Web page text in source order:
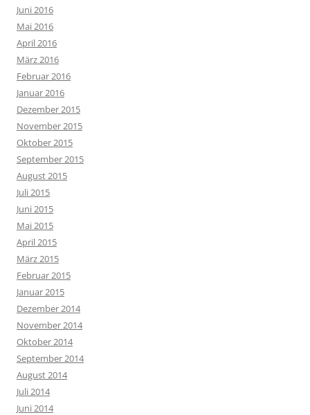
Juni 2016
Mai 2016
April 2016
März 2016
Februar 2016
Januar 2016
Dezember 2015
November 2015
Oktober 2015
September 2015
August 2015
Juli 2015
Juni 2015
Mai 2015
April 2015
März 2015
Februar 2015
Januar 2015
Dezember 2014
November 2014
Oktober 2014
September 2014
August 2014
Juli 2014
Juni 2014